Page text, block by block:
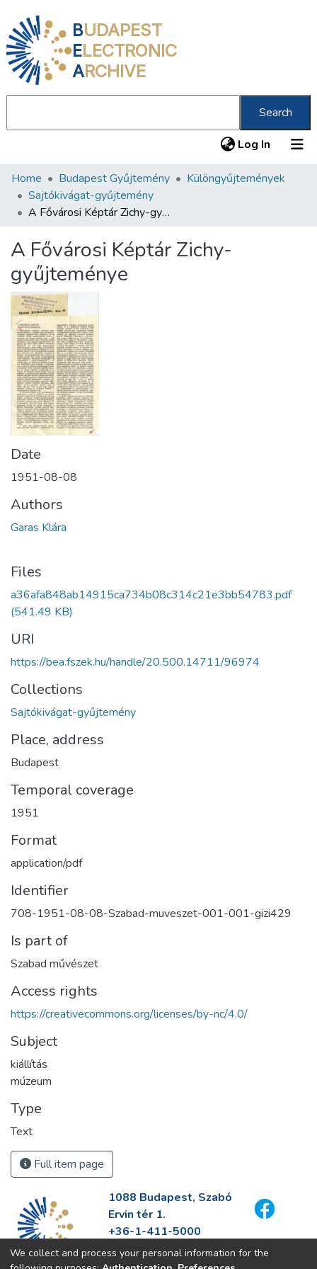
BUDAPEST
ELECTRONIC
ARCHIVE
Search
Log In (current)
Communities & Collections
All of DSpace
About us
Home Budapest Gyűjtemény
Különgyűjtemények
Sajtókivágat-gyűjtemény
A Fővárosi Képtár Zichy-gyűjteménye
A Fővárosi Képtár Zichy-
gyűjteménye
Date
1951-08-08
Authors
Garas Klára
Files
a36afa848ab14915ca734b08c314c21e3bb54783.pdf
(541.49 KB)
URI
https://bea.fszek.hu/handle/20.500.14711/96974
Collections
Sajtókivágat-gyűjtemény
Place, address
Budapest
Temporal coverage
1951
Format
application/pdf
Identifier
708-1951-08-08-Szabad-muveszet-001-001-gizi429
Is part of
Szabad művészet
Access rights
https://creativecommons.org/licenses/by-nc/4.0/
Subject
kiállítás
múzeum
Type
Text
Full item page
1088 Budapest, Szabó
Ervin tér 1.
+36-1-411-5000
info@fszek.hu
https://fszek.hu
We collect and process your personal information for the